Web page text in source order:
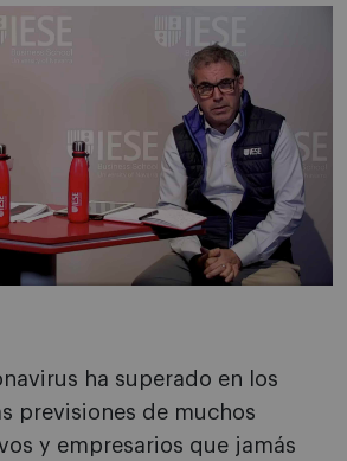
ha superado en los
previsiones de muchos
y empresarios que jamás